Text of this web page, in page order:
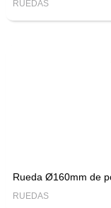
RUEDAS
Rueda Ø160mm de
RUEDAS